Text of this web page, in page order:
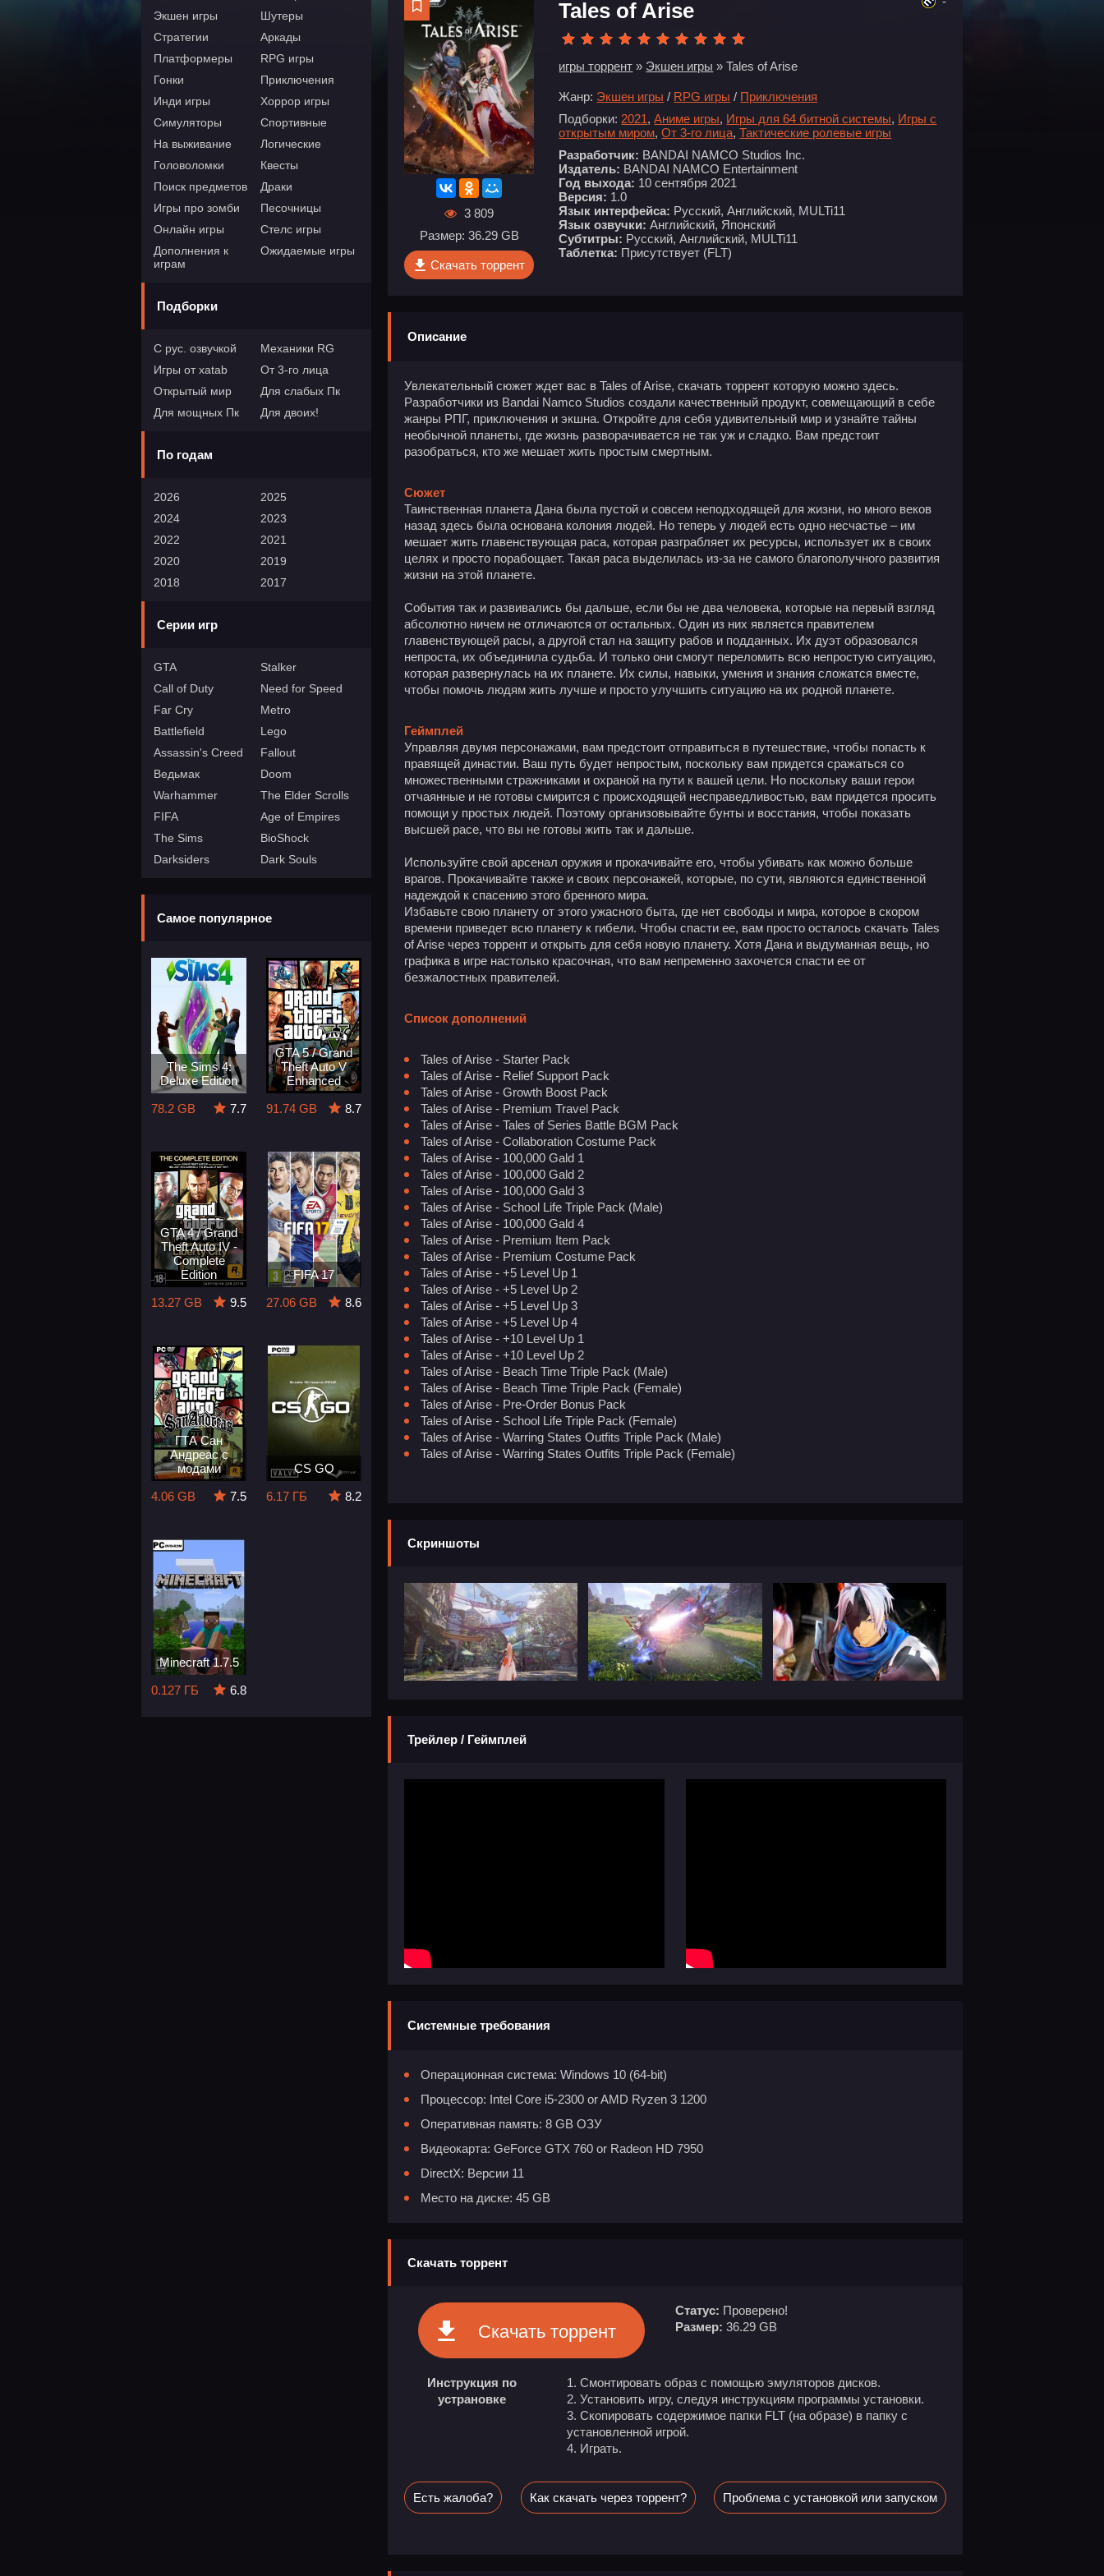
Экшен игры
Шутеры
Стратегии
Аркады
Платформеры
RPG игры
Гонки
Приключения
Инди игры
Хоррор игры
Симуляторы
Спортивные
На выживание
Логические
Головоломки
Квесты
Поиск предметов
Драки
Игры про зомби
Песочницы
Онлайн игры
Стелс игры
Дополнения к
играм
Ожидаемые игры
Подборки
С рус. озвучкой
Механики RG
Игры от xatab
От 3-го лица
Открытый мир
Для слабых Пк
Для мощных Пк
Для двоих!
По годам
2026
2025
2024
2023
2022
2021
2020
2019
2018
2017
Серии игр
GTA
Stalker
Call of Duty
Need for Speed
Far Cry
Metro
Battlefield
Lego
Assassin's Creed
Fallout
Ведьмак
Doom
Warhammer
The Elder Scrolls
FIFA
Age of Empires
The Sims
BioShock
Darksiders
Dark Souls
Самое популярное
The Sims 4:
Deluxe Edition
78.2 GB
7.7
GTA 5 / Grand
Theft Auto V
Enhanced
91.74 GB
8.7
GTA 4 / Grand
Theft Auto IV -
Complete
Edition
13.27 GB
9.5
FIFA 17
27.06 GB
8.6
ГТА Сан
Андреас с
модами
4.06 GB
7.5
CS GO
6.17 ГБ
8.2
Minecraft 1.7.5
0.127 ГБ
6.8
3 809
Размер: 36.29 GB
Скачать торрент
Tales of Arise
игры торрент » Экшен игры » Tales of Arise
Жанр: Экшен игры / RPG игры / Приключения
Подборки: 2021,Аниме игры, Игры для 64 битной системы, Игры с
открытым миром,От 3-го лица,Тактические ролевые игры
Разработчик: BANDAI NAMCO Studios Inc.
Издатель: BANDAI NAMCO Entertainment
Год выхода: 10 сентября 2021
Версия: 1.0
Язык интерфейса: Русский, Английский, MULTi11
Язык озвучки: Английский, Японский
Субтитры: Русский, Английский, MULTi11
Таблетка: Присутствует (FLT)
Описание
Увлекательный сюжет ждет вас в Tales of Arise, скачать торрент которую можно здесь.
Разработчики из Bandai Namco Studios создали качественный продукт, совмещающий в себе
жанры РПГ, приключения и экшна. Откройте для себя удивительный мир и узнайте тайны
необычной планеты, где жизнь разворачивается не так уж и сладко. Вам предстоит
разобраться, кто же мешает жить простым смертным.
Сюжет
Таинственная планета Дана была пустой и совсем неподходящей для жизни, но много веков
назад здесь была основана колония людей. Но теперь у людей есть одно несчастье – им
мешает жить главенствующая раса, которая разграбляет их ресурсы, использует их в своих
целях и просто порабощает. Такая раса выделилась из-за не самого благополучного развития
жизни на этой планете.
События так и развивались бы дальше, если бы не два человека, которые на первый взгляд
абсолютно ничем не отличаются от остальных. Один из них является правителем
главенствующей расы, а другой стал на защиту рабов и подданных. Их дуэт образовался
непроста, их объединила судьба. И только они смогут переломить всю непростую ситуацию,
которая развернулась на их планете. Их силы, навыки, умения и знания сложатся вместе,
чтобы помочь людям жить лучше и просто улучшить ситуацию на их родной планете.
Геймплей
Управляя двумя персонажами, вам предстоит отправиться в путешествие, чтобы попасть к
правящей династии. Ваш путь будет непростым, поскольку вам придется сражаться со
множественными стражниками и охраной на пути к вашей цели. Но поскольку ваши герои
отчаянные и не готовы смирится с происходящей несправедливостью, вам придется просить
помощи у простых людей. Поэтому организовывайте бунты и восстания, чтобы показать
высшей расе, что вы не готовы жить так и дальше.
Используйте свой арсенал оружия и прокачивайте его, чтобы убивать как можно больше
врагов. Прокачивайте также и своих персонажей, которые, по сути, являются единственной
надеждой к спасению этого бренного мира.
Избавьте свою планету от этого ужасного быта, где нет свободы и мира, которое в скором
времени приведет всю планету к гибели. Чтобы спасти ее, вам просто осталось скачать Tales
of Arise через торрент и открыть для себя новую планету. Хотя Дана и выдуманная вещь, но
графика в игре настолько красочная, что вам непременно захочется спасти ее от
безжалостных правителей.
Список дополнений
Tales of Arise - Starter Pack
Tales of Arise - Relief Support Pack
Tales of Arise - Growth Boost Pack
Tales of Arise - Premium Travel Pack
Tales of Arise - Tales of Series Battle BGM Pack
Tales of Arise - Collaboration Costume Pack
Tales of Arise - 100,000 Gald 1
Tales of Arise - 100,000 Gald 2
Tales of Arise - 100,000 Gald 3
Tales of Arise - School Life Triple Pack (Male)
Tales of Arise - 100,000 Gald 4
Tales of Arise - Premium Item Pack
Tales of Arise - Premium Costume Pack
Tales of Arise - +5 Level Up 1
Tales of Arise - +5 Level Up 2
Tales of Arise - +5 Level Up 3
Tales of Arise - +5 Level Up 4
Tales of Arise - +10 Level Up 1
Tales of Arise - +10 Level Up 2
Tales of Arise - Beach Time Triple Pack (Male)
Tales of Arise - Beach Time Triple Pack (Female)
Tales of Arise - Pre-Order Bonus Pack
Tales of Arise - School Life Triple Pack (Female)
Tales of Arise - Warring States Outfits Triple Pack (Male)
Tales of Arise - Warring States Outfits Triple Pack (Female)
Скриншоты
Трейлер / Геймплей
Системные требования
Операционная система: Windows 10 (64-bit)
Процессор: Intel Core i5-2300 or AMD Ryzen 3 1200
Оперативная память: 8 GB ОЗУ
Видеокарта: GeForce GTX 760 or Radeon HD 7950
DirectX: Версии 11
Место на диске: 45 GB
Скачать торрент
Скачать торрент
Статус: Проверено!
Размер: 36.29 GB
Инструкция по
устрановке
Смонтировать образ с помощью эмуляторов дисков.
Установить игру, следуя инструкциям программы установки.
Скопировать содержимое папки FLT (на образе) в папку с
установленной игрой.
Играть.
Есть жалоба? Как скачать через торрент? Проблема с установкой или запуском